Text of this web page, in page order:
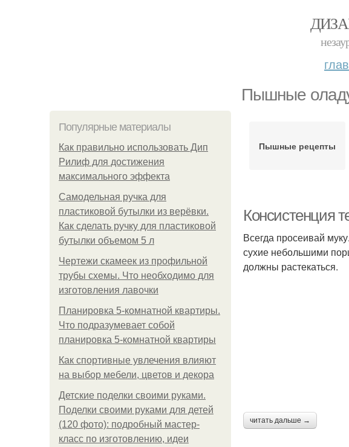
Пышные
Популярные материалы
Как правильно использовать Дип
Рилиф для достижения
максимального эффекта
Самодельная ручка для
пластиковой бутылки из верёвки.
Как сделать ручку для пластиковой
бутылки объемом 5 л
Чертежи скамеек из профильной
трубы схемы. Что необходимо для
изготовления лавочки
Планировка 5-комнатной квартиры.
Что подразумевает собой
планировка 5-комнатной квартиры
Как спортивные увлечения влияют
на выбор мебели, цветов и декора
Детские поделки своими руками.
Поделки своими руками для детей
(120 фото): подробный мастер-
класс по изготовлению, идеи
Пышные рецепты
Консистенция
Всегда просеивай
сухие небольшими
должны растекаться.
читать дальше →